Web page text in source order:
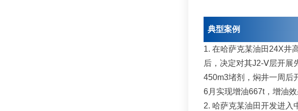
典型案例
1. 在哈萨克某油田24X井
后，决定对其J2-Ⅴ层开展
450m3堵剂，焖井一周后
6月实现增油667t，增油效
2. 哈萨克某油田开发进入